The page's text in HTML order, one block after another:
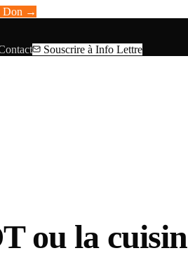
Don →
Souscrire à Info Lettre
ou la